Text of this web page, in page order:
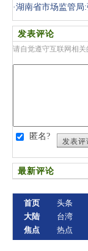
·湖南省市场监管局
发表评论
请自觉遵守互联网相关
匿名?
发表评
最新评论
首页
大陆
焦点
头条
台湾
热点